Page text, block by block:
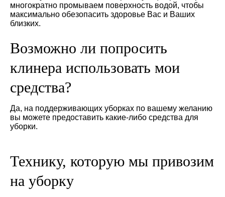
многократно промываем поверхность водой, чтобы
максимально обезопасить здоровье Вас и Ваших
близких.
Возможно ли попросить
клинера использовать мои
средства?
Да, на поддерживающих уборках по вашему желанию
вы можете предоставить какие-либо средства для
уборки.
Технику, которую мы привозим
на уборку